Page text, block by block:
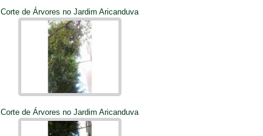
Corte de Árvores no Jardim Aricanduva
Corte de Árvores no Jardim Aricanduva